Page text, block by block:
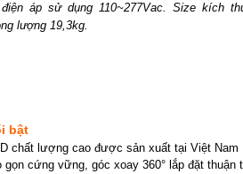
áp sử dụng 110~277Vac. Size kích
lượng 19,3kg.
bật
chất lượng cao được sản xuất tại Việt Nam
gọn cứng vững, góc xoay 360° lắp đặt thuận